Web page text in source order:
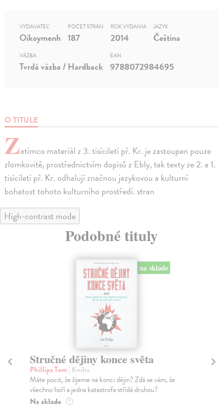
O TITULE
Zatímco materiál z 3. tisíciletí př. Kr. je zastoupen pouze
zlomkovitě, prostřednictvím dopisů z Ebly, tak texty ze 2. a 1.
tisíciletí př. Kr. odhalují značnou jazykovou a kulturní
bohatost tohoto kulturního prostředí. stran
VYDAVATEĽ
Oikoymenh
POČET STRÁN
187
ROK VYDANIA
2014
JAZYK
Čeština
VÄZBA
Tvrdá väzba / Hardback
EAN
9788072984695
High-contrast mode
Podobné tituly
na sklade
Stručné dějiny konce světa
Phillips Tom | Kniha
Máte pocit, že žijeme na konci dějin? Zdá se vám, že
všechno hoří a jedna katastrofa střídá druhou?
Na sklade ?